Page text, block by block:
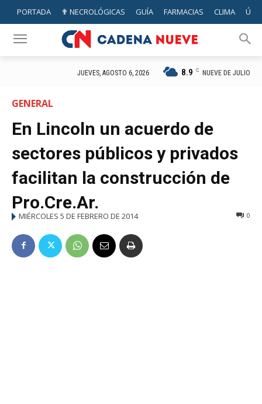
PORTADA ✟ NECROLÓGICAS GUÍA FARMACIAS CLIMA
JUEVES, AGOSTO 6, 2026 8.9 C NUEVE DE JULIO
GENERAL
En Lincoln un acuerdo de
sectores públicos y privados
facilitan la construcción de
Pro.Cre.Ar.
MIÉRCOLES 5 DE FEBRERO DE 2014 0